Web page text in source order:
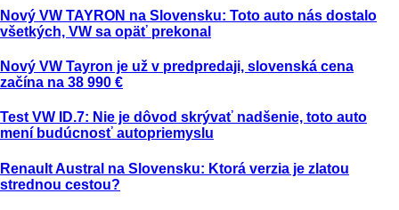
Nový VW TAYRON na Slovensku: Toto auto nás dostalo
všetkých, VW sa opäť prekonal
Nový VW Tayron je už v predpredaji, slovenská cena
začína na 38 990 €
Test VW ID.7: Nie je dôvod skrývať nadšenie, toto auto
mení budúcnosť autopriemyslu
Renault Austral na Slovensku: Ktorá verzia je zlatou
strednou cestou?